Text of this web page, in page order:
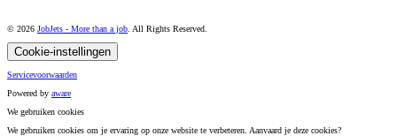
© 2026 JobJets - More than a job . All Rights Reserved.
Cookie-instellingen
Servicevoorwaarden
Powered by aware
We gebruiken cookies
We gebruiken cookies om je ervaring op onze website te verbeteren. Aanvaard je deze cookies?